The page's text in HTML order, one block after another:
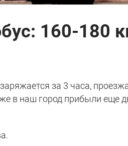
160-180
за 3 часа,
в наш город прибыли еще